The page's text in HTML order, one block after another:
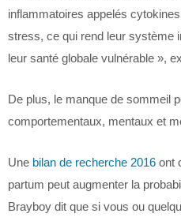
inflammatoires appelés
stress, ce qui rend leur système
leur santé globale vulnérable »,
De plus, le manque de sommeil
comportementaux, mentaux et
Une bilan de recherche 2016 ont
partum peut augmenter la
Brayboy dit que si vous ou